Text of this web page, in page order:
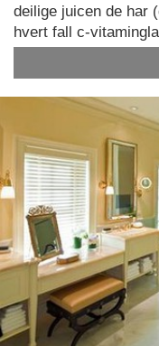
deilige juicen de har
hvert fall c-
This page
OK